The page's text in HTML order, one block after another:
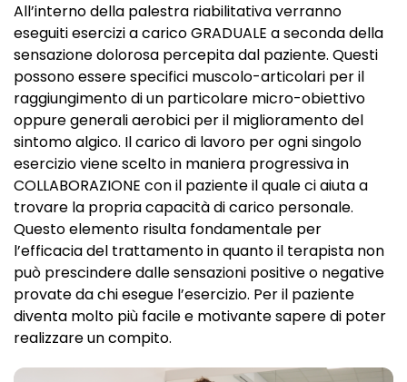
All’interno della palestra riabilitativa verranno
eseguiti esercizi a carico GRADUALE a seconda della
sensazione dolorosa percepita dal paziente. Questi
possono essere specifici muscolo-articolari per il
raggiungimento di un particolare micro-obiettivo
oppure generali aerobici per il miglioramento del
sintomo algico. Il carico di lavoro per ogni singolo
esercizio viene scelto in maniera progressiva in
COLLABORAZIONE con il paziente il quale ci aiuta a
trovare la propria capacità di carico personale.
Questo elemento risulta fondamentale per
l’efficacia del trattamento in quanto il terapista non
può prescindere dalle sensazioni positive o negative
provate da chi esegue l’esercizio. Per il paziente
diventa molto più facile e motivante sapere di poter
realizzare un compito.